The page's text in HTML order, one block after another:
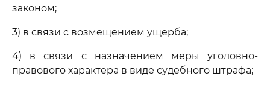
законом;
3) в связи с возмещением ущерба;
4) в связи с назначением меры уголовно-
правового характера в виде судебного штрафа;